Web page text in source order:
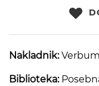
Nakladnik: Verbum
Biblioteka: